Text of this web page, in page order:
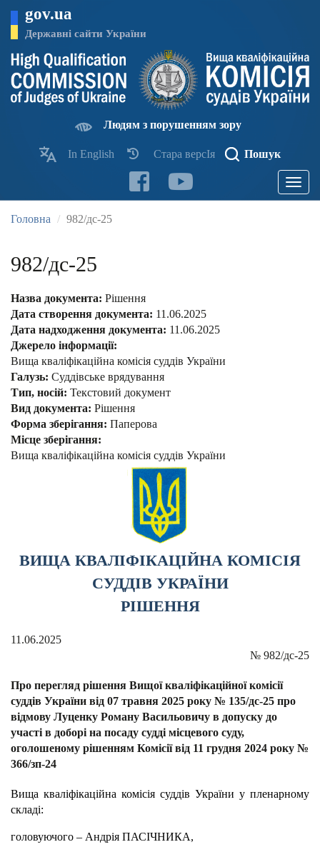
основного
матеріалу
gov.ua
Державні сайти України
Людям з порушенням зору
In English Стара версІя Пошук
Toggle
Головна 982/дс-25
982/дс-25
Назва документа: Рішення
Дата створення документа: 11.06.2025
Дата надходження документа: 11.06.2025
Джерело інформації:
Вища кваліфікаційна комісія суддів України
Галузь: Суддівське врядування
Тип, носій: Текстовий документ
Вид документа: Рішення
Форма зберігання: Паперова
Місце зберігання:
Вища кваліфікаційна комісія суддів України
ВИЩА КВАЛІФІКАЦІЙНА КОМІСІЯ
СУДДІВ УКРАЇНИ
РІШЕННЯ
11.06.2025
№ 982/дс-25
Про перегляд рішення Вищої кваліфікаційної комісії
суддів України від 07 травня 2025 року № 135/дс-25 про
відмову Луценку Роману Васильовичу в допуску до
участі в доборі на посаду судді місцевого суду,
оголошеному рішенням Комісії від 11 грудня 2024 року №
366/зп-24
Вища кваліфікаційна комісія суддів України у пленарному
складі:
головуючого – Андрія ПАСІЧНИКА,